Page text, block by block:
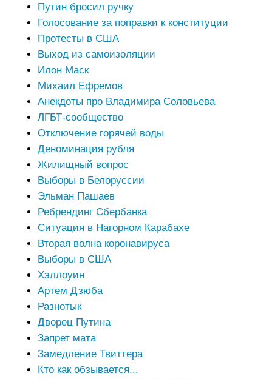
Путин бросил ручку
Голосование за поправки к конституции
Протесты в США
Выход из самоизоляции
Илон Маск
Михаил Ефремов
Анекдоты про Владимира Соловьева
ЛГБТ-сообщество
Отключение горячей воды
Деноминация рубля
Жилищный вопрос
Выборы в Белоруссии
Эльман Пашаев
Ребрендинг Сбербанка
Ситуация в Нагорном Карабахе
Вторая волна коронавируса
Выборы в США
Хэллоуин
Артем Дзюба
Разнотык
Дворец Путина
Запрет мата
Замедление Твиттера
Кто как обзывается...